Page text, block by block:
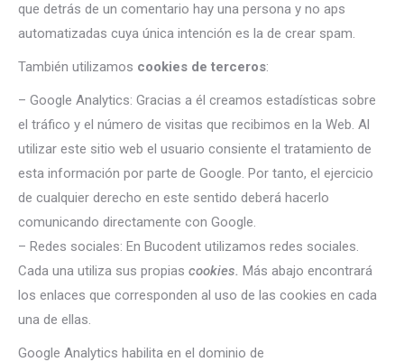
que detrás de un comentario hay una persona y no aps
automatizadas cuya única intención es la de crear spam.
También utilizamos cookies de terceros:
– Google Analytics: Gracias a él creamos estadísticas sobre
el tráfico y el número de visitas que recibimos en la Web. Al
utilizar este sitio web el usuario consiente el tratamiento de
esta información por parte de Google. Por tanto, el ejercicio
de cualquier derecho en este sentido deberá hacerlo
comunicando directamente con Google.
– Redes sociales: En Bucodent utilizamos redes sociales.
Cada una utiliza sus propias cookies. Más abajo encontrará
los enlaces que corresponden al uso de las cookies en cada
una de ellas.
Google Analytics habilita en el dominio de